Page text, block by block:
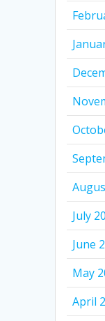
July
June
May
April